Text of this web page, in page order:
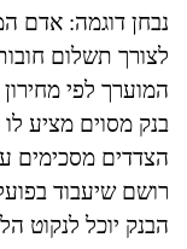
לצורך תשלום
הצדדים מסכימים
רושם שיעבוד
הבנק יוכל לנקוט